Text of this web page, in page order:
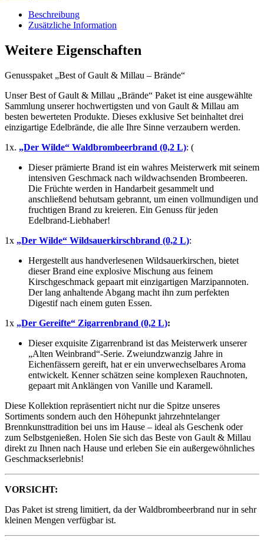
Beschreibung
Zusätzliche Information
Weitere Eigenschaften
Genusspaket „Best of Gault & Millau – Brände“
Unser Best of Gault & Millau „Brände“ Paket ist eine ausgewählte
Sammlung unserer hochwertigsten und von Gault & Millau am
besten bewerteten Produkte. Dieses exklusive Set beinhaltet drei
einzigartige Edelbrände, die alle Ihre Sinne verzaubern werden.
1x. „Der Wilde“ Waldbrombeerbrand (0,2 L): (
Dieser prämierte Brand ist ein wahres Meisterwerk mit seinem
intensiven Geschmack nach wildwachsenden Brombeeren.
Die Früchte werden in Handarbeit gesammelt und
anschließend behutsam gebrannt, um einen vollmundigen und
fruchtigen Brand zu kreieren. Ein Genuss für jeden
Edelbrand-Liebhaber!
1x „Der Wilde“ Wildsauerkirschbrand (0,2 L):
Hergestellt aus handverlesenen Wildsauerkirschen, bietet
dieser Brand eine explosive Mischung aus feinem
Kirschgeschmack gepaart mit einzigartigen Marzipannoten.
Der lang anhaltende Abgang macht ihn zum perfekten
Digestif nach einem guten Essen.
1x „Der Gereifte“ Zigarrenbrand (0,2 L):
Dieser exquisite Zigarrenbrand ist das Meisterwerk unserer
„Alten Weinbrand“-Serie. Zweiundzwanzig Jahre in
Eichenfässern gereift, hat er ein unverwechselbares Aroma
entwickelt. Kenner schätzen seine komplexen Rauchnoten,
gepaart mit Anklängen von Vanille und Karamell.
Diese Kollektion repräsentiert nicht nur die Spitze unseres
Sortiments sondern auch den Höhepunkt jahrzehntelanger
Brennkunsttradition bei uns im Hause – ideal als Geschenk oder
zum Selbstgenießen. Holen Sie sich das Beste von Gault & Millau
direkt zu Ihnen nach Hause und erleben Sie ein außergewöhnliches
Geschmackserlebnis!
VORSICHT:
Das Paket ist streng limitiert, da der Waldbrombeerbrand nur in sehr
kleinen Mengen verfügbar ist.